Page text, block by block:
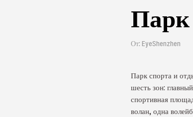
Парк
От: EyeShenzhen
Парк спорта и
шесть зон:
спортивная
волан, одна